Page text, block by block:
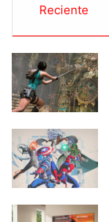
Reciente